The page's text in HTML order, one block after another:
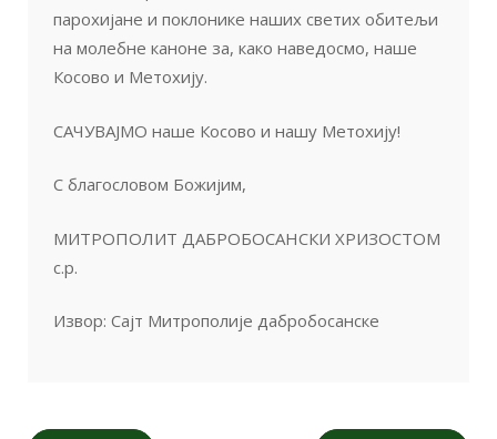
парохијане и поклонике наших светих обитељи
на молебне каноне за, како наведосмо, наше
Косово и Метохију.
САЧУВАЈМО наше Косово и нашу Метохију!
С благословом Божијим,
МИТРОПОЛИТ ДАБРОБОСАНСКИ ХРИЗОСТОМ
с.р.
Извор: Сајт Митрополије дабробосанске